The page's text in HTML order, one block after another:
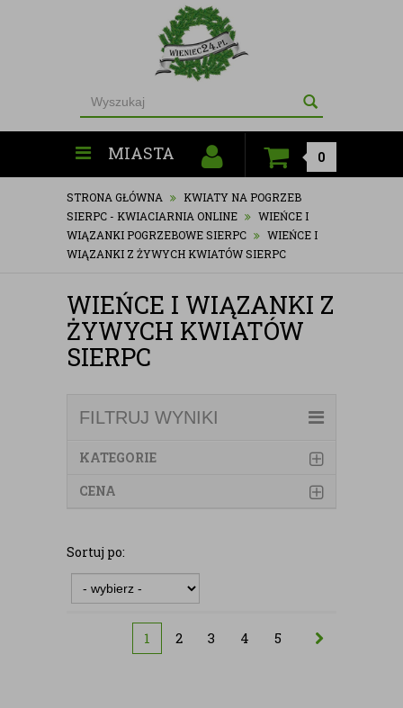
MIASTA 0
STRONA GŁÓWNA
KWIATY NA POGRZEB
SIERPC - KWIACIARNIA ONLINE
WIEŃCE I
WIĄZANKI POGRZEBOWE SIERPC
WIEŃCE I
WIĄZANKI Z ŻYWYCH KWIATÓW SIERPC
WIEŃCE I WIĄZANKI Z
ŻYWYCH KWIATÓW
SIERPC
FILTRUJ WYNIKI
KATEGORIE
CENA
Sortuj po:
1 2 3 4 5